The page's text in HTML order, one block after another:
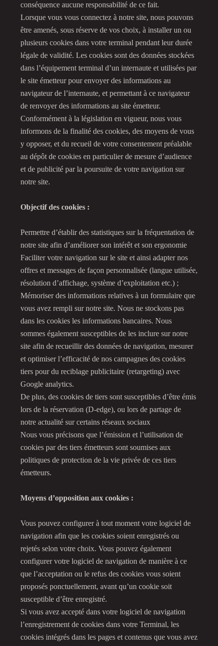
conséquence aucune responsabilité de ce fait.
Lorsque vous vous connectez à notre site, nous pouvons
être amenés, sous réserve de vos choix, à installer un ou
plusieurs cookies dans votre terminal pendant leur durée
légale de validité. Les cookies sont des données stockées
dans l’équipement terminal d’un internaute et utilisées par
le site émetteur pour envoyer des informations au
navigateur de l’internaute, et permettant à ce navigateur
de renvoyer des informations au site émetteur.
Conformément à la législation en vigueur, nous vous
informons de la finalité des cookies, des moyens de vous
y opposer, et du recueil de votre consentement préalable
au dépôt de cookies en particulier de mesure d’audience
et de publicité par la poursuite de votre navigation sur
notre site.
Objectif des cookies :
Permettre d’établir des statistiques sur la fréquentation de
notre site afin d’améliorer son intérêt et son ergonomie
Faciliter votre navigation sur le site et ainsi adapter nos
offres et messages de façon personnalisée (langue utilisée,
résolution d’affichage, système d’exploitation etc.) ;
Mémoriser des informations relatives à un formulaire que
vous avez rempli sur notre site. Nous ne stockons pas
dans les cookies les informations bancaires. Nous
sommes également susceptibles de les inclure sur notre
site afin de recueillir des données de navigation, mesurer
et optimiser l’efficacité de nos campagnes des cookies
tiers pour du reciblage publicitaire (retargeting) avec
Google analytics.
De plus, des cookies de tiers sont susceptibles d’être émis
lors de la réservation (D-edge), ou lors de partage de
notre actualité sur certains réseaux sociaux
Nous vous précisons que l’émission et l’utilisation de
cookies par des tiers émetteurs sont soumises aux
politiques de protection de la vie privée de ces tiers
émetteurs.
Moyens d’opposition aux cookies :
Vous pouvez configurer à tout moment votre logiciel de
navigation afin que les cookies soient enregistrés ou
rejetés selon votre choix. Vous pouvez également
configurer votre logiciel de navigation de manière à ce
que l’acceptation ou le refus des cookies vous soient
proposés ponctuellement, avant qu’un cookie soit
susceptible d’être enregistré.
Si vous avez accepté dans votre logiciel de navigation
l’enregistrement de cookies dans votre Terminal, les
cookies intégrés dans les pages et contenus que vous avez